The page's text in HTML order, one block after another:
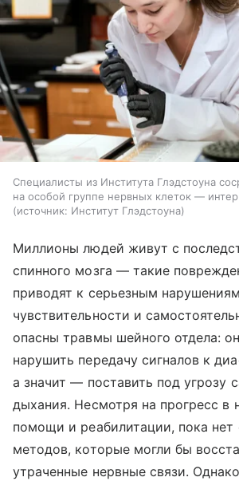
Специалисты из Института Глэдстоуна
на особой группе нервных клеток —
источник: Институт Глэдстоуна
Миллионы людей живут с
спинного мозга — такие
приводят к серьезным
чувствительности и
опасны травмы шейного отдела:
нарушить передачу сигналов к
а значит — поставить под угрозу
дыхания. Несмотря на прогресс в
помощи и реабилитации, пока нет
методов, которые могли бы
утраченные нервные связи.